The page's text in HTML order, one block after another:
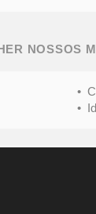
NOSSOS
•
• Ideal